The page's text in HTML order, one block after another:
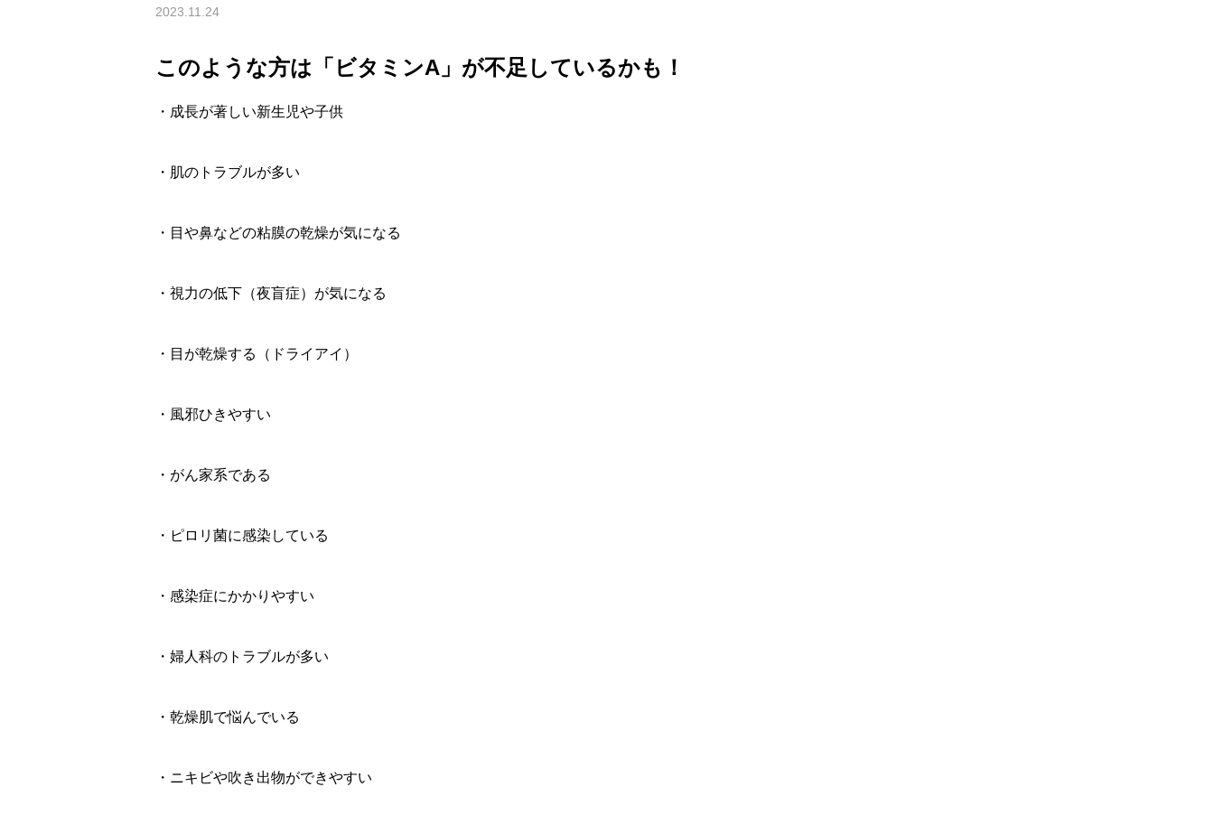
2023.11.24
このような方は「ビタミンA」が不足しているかも！
・成長が著しい新生児や子供
・肌のトラブルが多い
・目や鼻などの粘膜の乾燥が気になる
・視力の低下（夜盲症）が気になる
・目が乾燥する（ドライアイ）
・風邪ひきやすい
・がん家系である
・ピロリ菌に感染している
・感染症にかかりやすい
・婦人科のトラブルが多い
・乾燥肌で悩んでいる
・ニキビや吹き出物ができやすい